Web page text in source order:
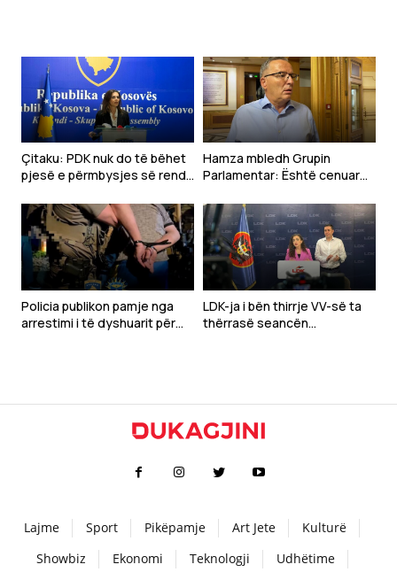
Çitaku: PDK nuk do të bëhet
pjesë e përmbysjes së rendit
sonte në Kuvend
Hamza mbledh Grupin
Parlamentar: Është cenuar
e Kosovës
Policia publikon pamje nga
arrestimi i të dyshuarit për
LDK-ja i bën thirrje VV-së ta
thërrasë seancën
Lajme Sport Pikëpamje Art Jete
Kulturë
Showbiz
Ekonomi Teknologji Udhëtime